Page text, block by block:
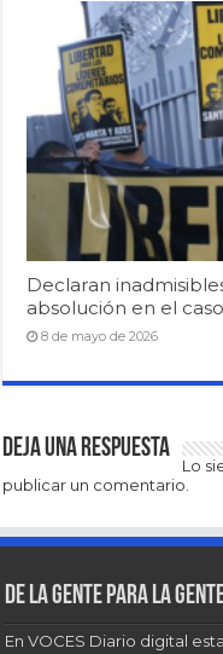
Declaran
absolución en el
8 de mayo de 2026
Deja una respuesta
Lo
publicar un comentario.
De la gente para la
En VOCES Diario digital